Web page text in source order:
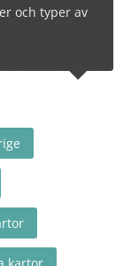
och typer av